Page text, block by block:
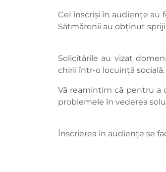
Cei înscriși în audiențe au
Sătmărenii au obținut
Solicitările au vizat
chirii într-o locuință socială.
Vă reamintim că pentru a
problemele în vederea
Înscrierea în audiențe se